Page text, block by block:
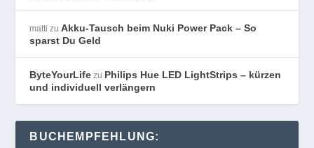
matti zuAkku-Tausch beim Nuki Power Pack – So
sparst Du Geld
ByteYourLife zu Philips Hue LED LightStrips – kürzen
und individuell verlängern
BUCHEMPFEHLUNG: